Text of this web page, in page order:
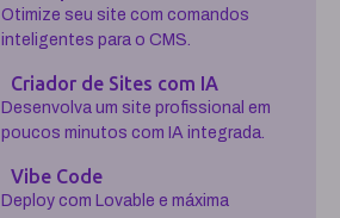
Otimize seu site com comandos
inteligentes para o CMS.
Criador de Sites com IA
Desenvolva um site profissional em
poucos minutos com IA integrada.
Vibe Code
Deploy com Lovable e máxima